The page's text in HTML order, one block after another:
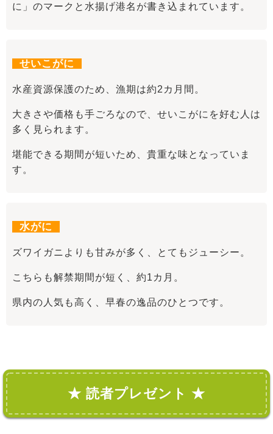
に」のマークと水揚げ港名が書き込まれています。
せいこがに
水産資源保護のため、漁期は約2カ月間。
大きさや価格も手ごろなので、せいこがにを好む人は
多く見られます。
堪能できる期間が短いため、貴重な味となっていま
す。
水がに
ズワイガニよりも甘みが多く、とてもジューシー。
こちらも解禁期間が短く、約1カ月。
県内の人気も高く、早春の逸品のひとつです。
★ 読者プレゼント ★